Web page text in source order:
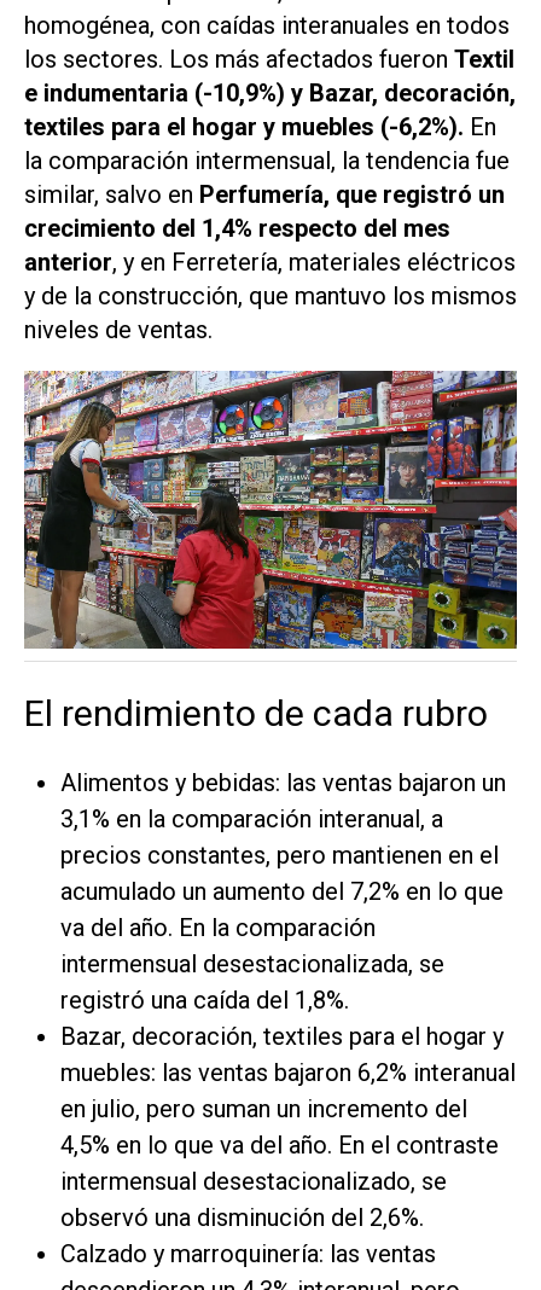
homogénea, con caídas interanuales en todos
los sectores. Los más afectados fueron Textil
e indumentaria (-10,9%) y Bazar, decoración,
textiles para el hogar y muebles (-6,2%). En
la comparación intermensual, la tendencia fue
similar, salvo en Perfumería, que registró un
crecimiento del 1,4% respecto del mes
anterior, y en Ferretería, materiales eléctricos
y de la construcción, que mantuvo los mismos
niveles de ventas.
El rendimiento de cada rubro
Alimentos y bebidas: las ventas bajaron un
3,1% en la comparación interanual, a
precios constantes, pero mantienen en el
acumulado un aumento del 7,2% en lo que
va del año. En la comparación
intermensual desestacionalizada, se
registró una caída del 1,8%.
Bazar, decoración, textiles para el hogar y
muebles: las ventas bajaron 6,2% interanual
en julio, pero suman un incremento del
4,5% en lo que va del año. En el contraste
intermensual desestacionalizado, se
observó una disminución del 2,6%.
Calzado y marroquinería: las ventas